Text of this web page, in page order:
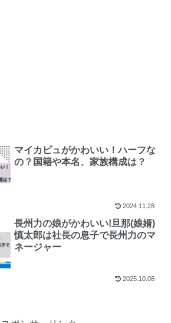
マイカピュがかわいい！ハーフな
の？国籍や本名、家族構成は？
2024.11.28
長州力の娘がかわいい!旦那(娘婿)
慎太郎は社長の息子で長州力のマ
ネージャー
2025.10.08